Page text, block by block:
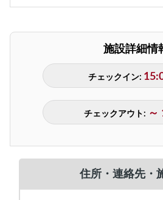
施設詳細情
チェックイン:
チェックアウト: ～
住所・連絡先・